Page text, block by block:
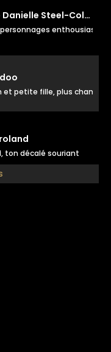
Roman de Danielle Steel-Colocataires
enthousiastes
et petite fille, plus chant
ton décalé souriant